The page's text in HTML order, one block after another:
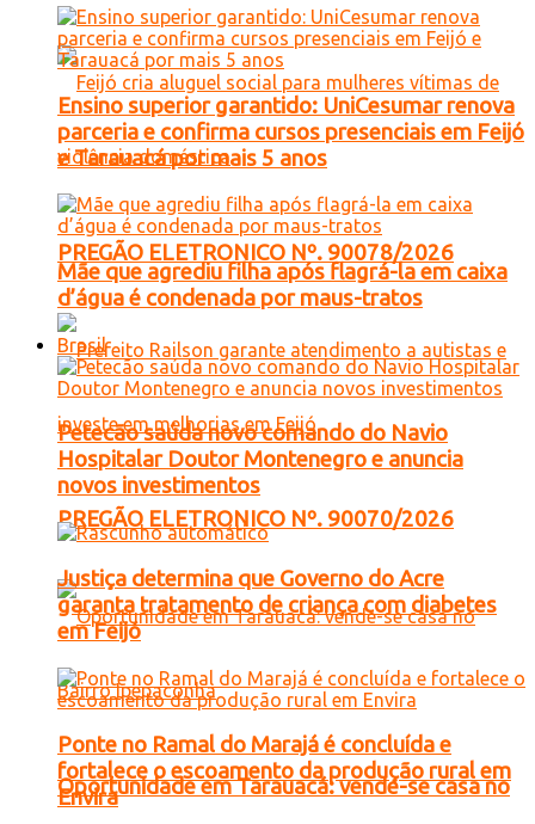
PREGÃO ELETRONICO Nº. 90078/2026
PREGÃO ELETRONICO Nº. 90070/2026
Oportunidade em Tarauacá: vende-se casa no
Ensino superior garantido: UniCesumar renova
parceria e confirma cursos presenciais em Feijó
e Tarauacá por mais 5 anos
Mãe que agrediu filha após flagrá-la em caixa
d’água é condenada por maus-tratos
Brasil
Petecão saúda novo comando do Navio
Hospitalar Doutor Montenegro e anuncia
novos investimentos
Justiça determina que Governo do Acre
garanta tratamento de criança com diabetes
em Feijó
Ponte no Ramal do Marajá é concluída e
fortalece o escoamento da produção rural em
Envira